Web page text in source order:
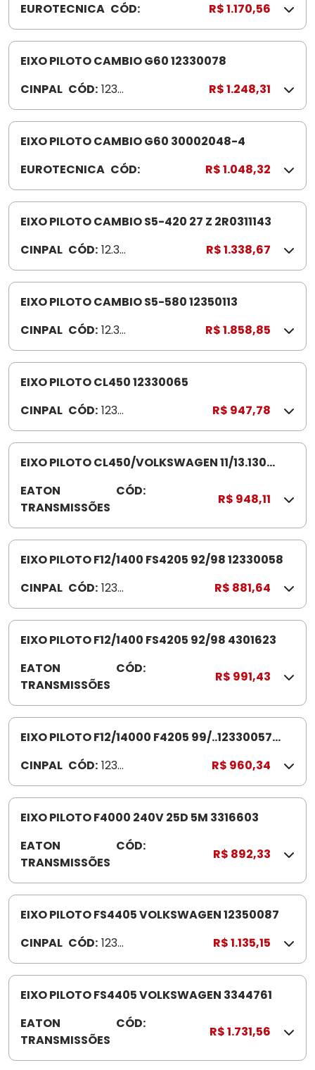
EUROTECNICA CÓD:
0
0
0
4
2
-
R$ 1.170,56
EIXO PILOTO CAMBIO G60 12330078
CINPAL CÓD: 1233
007
8
R$ 1.248,31
EIXO PILOTO CAMBIO G60 30002048-4
EUROTECNICA CÓD:
0
0
0
4
8
-
R$ 1.048,32
EIXO PILOTO CAMBIO S5-420 27 Z 2R0311143
CINPAL CÓD: 12.33.
0105
R$ 1.338,67
EIXO PILOTO CAMBIO S5-580 12350113
CINPAL CÓD: 12.35
.0113
R$ 1.858,85
EIXO PILOTO CL450 12330065
CINPAL CÓD: 1233
006
5
R$ 947,78
EIXO PILOTO CL450/VOLKSWAGEN 11/13.130
EATON
TRANSMISSÕES
CÓD:
1
5
7
R$ 948,11
EIXO PILOTO F12/1400 FS4205 92/98 12330058
CINPAL CÓD: 1233
005
8
R$ 881,64
EIXO PILOTO F12/1400 FS4205 92/98 4301623
EATON
TRANSMISSÕES
CÓD:
0
1
6
R$ 991,43
EIXO PILOTO F12/14000 F4205 99/..12330057
CINPAL CÓD: 1233
005
7
R$ 960,34
EIXO PILOTO F4000 240V 25D 5M 3316603
EATON
TRANSMISSÕES
CÓD:
1
6
6
R$ 892,33
EIXO PILOTO FS4405 VOLKSWAGEN 12350087
CINPAL CÓD: 1235
008
7
R$ 1.135,15
EIXO PILOTO FS4405 VOLKSWAGEN 3344761
EATON
TRANSMISSÕES
CÓD:
4
R$ 1.731,56